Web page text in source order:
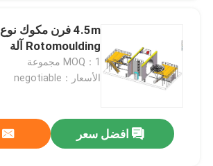
4.5m فرن مكوك نوع
Rotomoulding آلة
MOQ：1 مجموعة
الأسعار：negotiable
افضل سعر